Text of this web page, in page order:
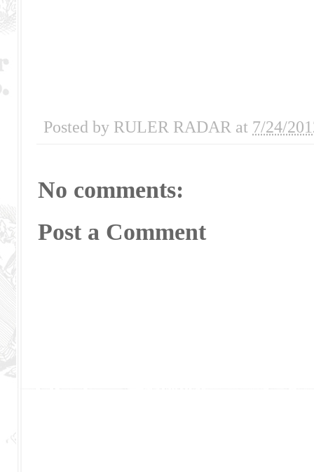
Posted by RULER RADAR at 7/24/
No comments:
Post a Comment